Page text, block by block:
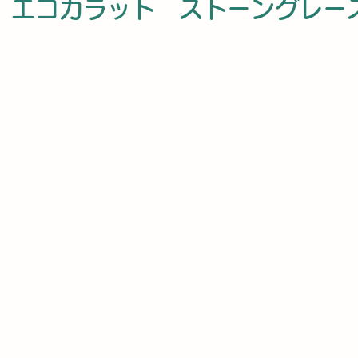
コカラット　ストーングレー